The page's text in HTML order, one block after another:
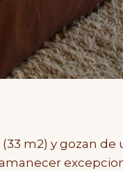
m2) y gozan de